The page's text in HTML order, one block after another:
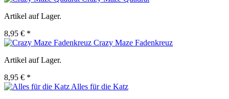
Artikel auf Lager.
8,95 € *
Crazy Maze Fadenkreuz
Artikel auf Lager.
8,95 € *
Alles für die Katz